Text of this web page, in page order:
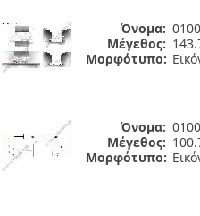
Όνομα:
Μέγεθος:
Μορφότυπο:
Όνομα:
Μέγεθος:
Μορφότυπο: